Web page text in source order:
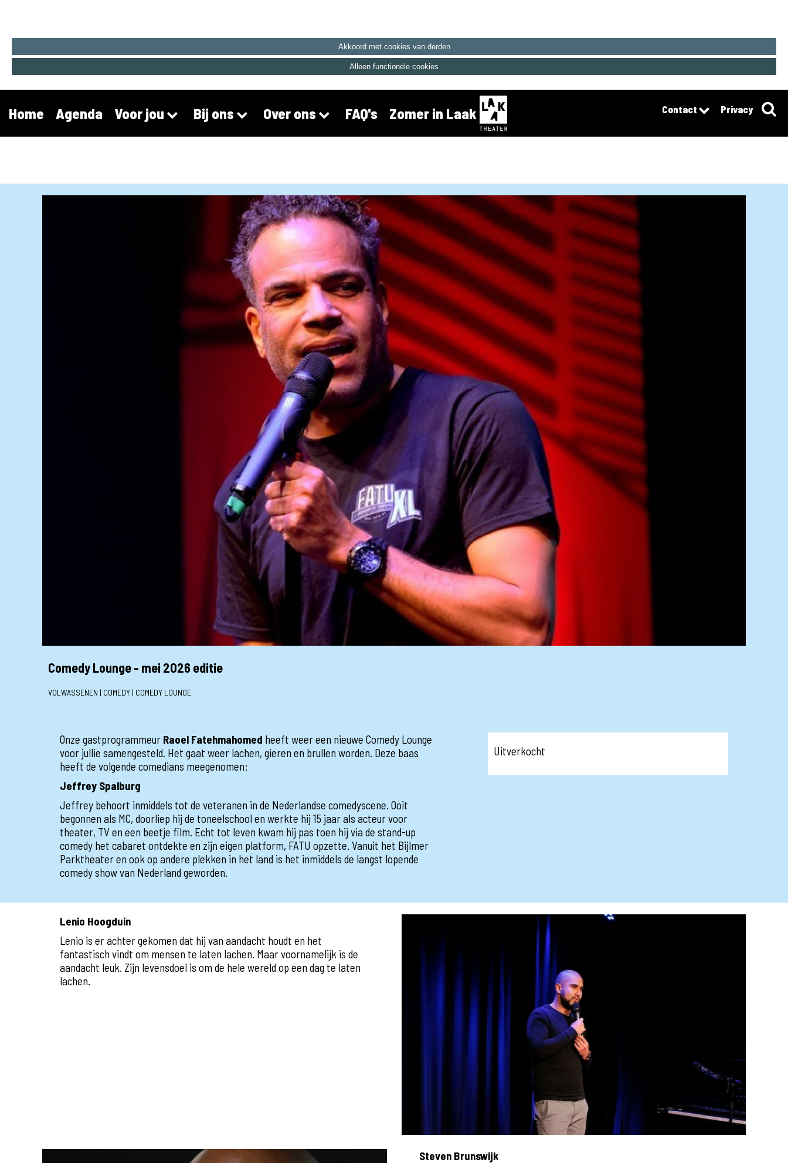
Akkoord met cookies van derden
Alleen functionele cookies
Home Agenda Voor jou Bij ons Over ons FAQ's Zomer in Laak Contact Privacy
Comedy Lounge - mei 2026 editie
VOLWASSENEN | COMEDY | COMEDY LOUNGE
Onze gastprogrammeur Raoel Fatehmahomed heeft weer een nieuwe Comedy Lounge
voor jullie samengesteld. Het gaat weer lachen, gieren en brullen worden. Deze baas
heeft de volgende comedians meegenomen:
Jeffrey Spalburg
Jeffrey behoort inmiddels tot de veteranen in de Nederlandse comedyscene. Ooit
begonnen als MC, doorliep hij de toneelschool en werkte hij 15 jaar als acteur voor
theater, TV en een beetje film. Echt tot leven kwam hij pas toen hij via de stand-up
comedy het cabaret ontdekte en zijn eigen platform, FATU opzette. Vanuit het Bijlmer
Parktheater en ook op andere plekken in het land is het inmiddels de langst lopende
comedy show van Nederland geworden.
Uitverkocht
Lenio Hoogduin
Lenio is er achter gekomen dat hij van aandacht houdt en het
fantastisch vindt om mensen te laten lachen. Maar voornamelijk is de
aandacht leuk. Zijn levensdoel is om de hele wereld op een dag te laten
lachen.
Steven Brunswijk